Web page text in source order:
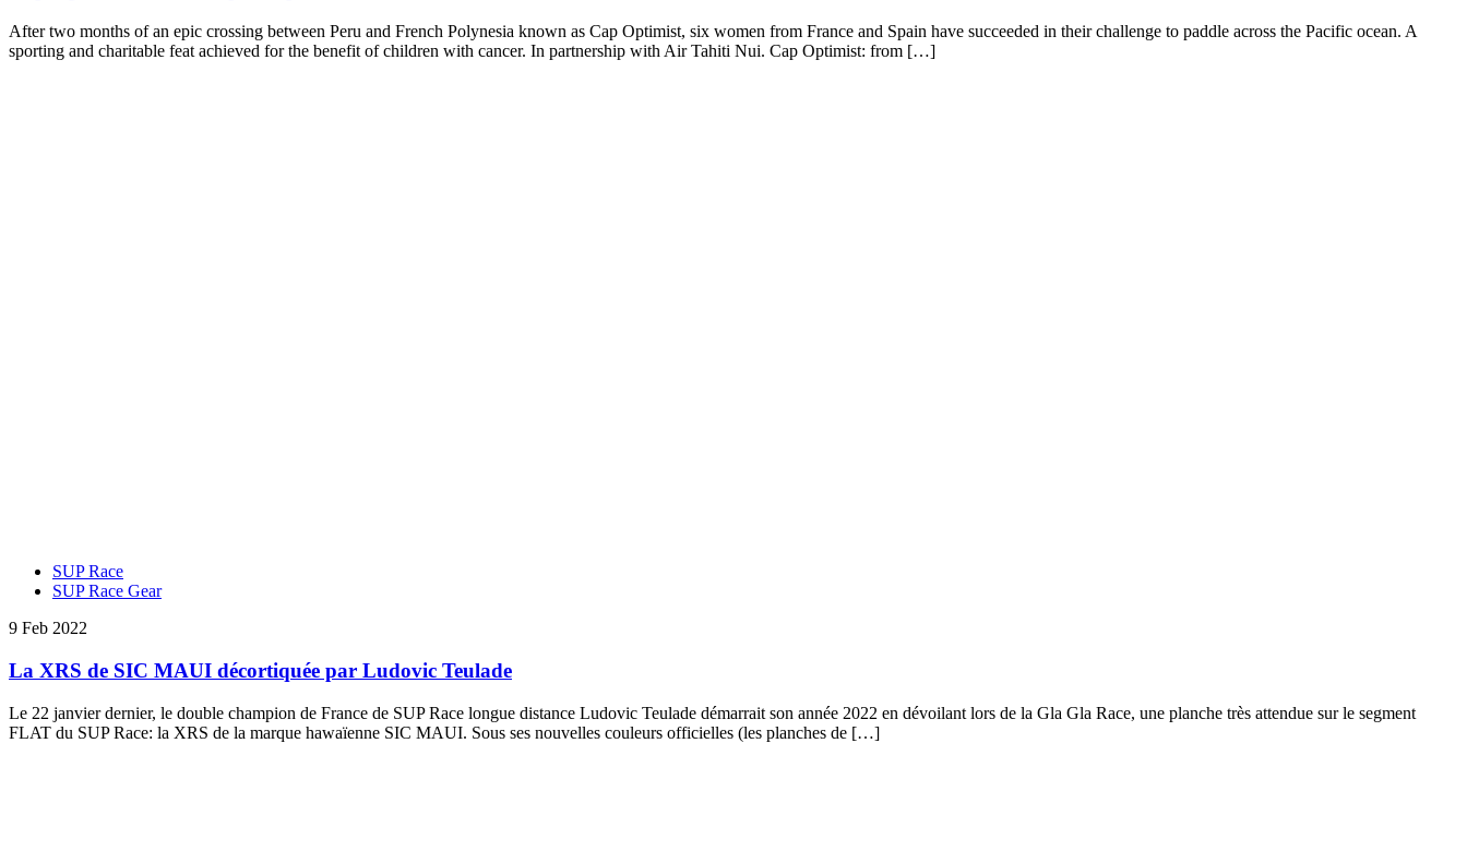
After two months of an epic crossing between Peru and French Polynesia known as Cap Optimist, six women from France and Spain have succeeded in their challenge to paddle across the Pacific ocean. A
sporting and charitable feat achieved for the benefit of children with cancer. In partnership with Air Tahiti Nui. Cap Optimist: from […]
SUP Race
SUP Race Gear
9 Feb 2022
La XRS de SIC MAUI décortiquée par Ludovic Teulade
Le 22 janvier dernier, le double champion de France de SUP Race longue distance Ludovic Teulade démarrait son année 2022 en dévoilant lors de la Gla Gla Race, une planche très attendue sur le segment
FLAT du SUP Race: la XRS de la marque hawaïenne SIC MAUI. Sous ses nouvelles couleurs officielles (les planches de […]